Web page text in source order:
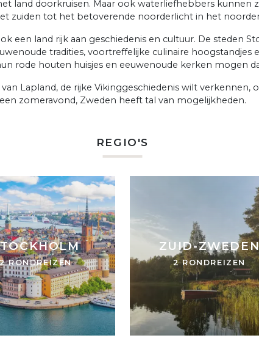
land doorkruisen. Maar ook waterliefhebbers kunnen
zuiden tot het betoverende noorderlicht in het
een land rijk aan geschiedenis en cultuur. De steden
tradities, voortreffelijke culinaire hoogstandjes
rode houten huisjes en eeuwenoude kerken mogen
Lapland, de rijke Vikinggeschiedenis wilt
een zomeravond, Zweden heeft tal van mogelijkheden.
REGIO'S
RONDREIZEN
ZUID-
2 RONDREIZEN